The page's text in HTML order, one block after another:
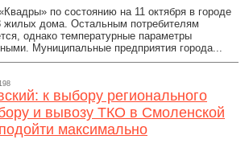
по состоянию на 11 октября в городе
жилых дома. Остальным потребителям
однако температурные параметры
Муниципальные предприятия города...
к выбору регионального
и вывозу ТКО в Смоленской
максимально